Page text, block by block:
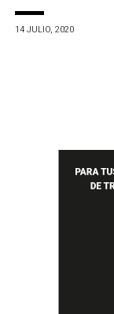
14 JULIO, 2020